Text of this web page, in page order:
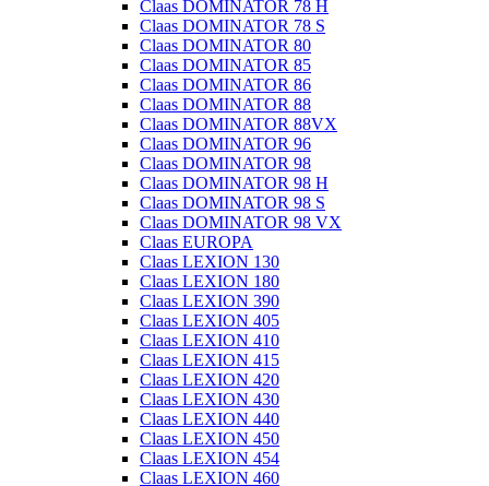
Claas DOMINATOR 78 H
Claas DOMINATOR 78 S
Claas DOMINATOR 80
Claas DOMINATOR 85
Claas DOMINATOR 86
Claas DOMINATOR 88
Claas DOMINATOR 88VX
Claas DOMINATOR 96
Claas DOMINATOR 98
Claas DOMINATOR 98 H
Claas DOMINATOR 98 S
Claas DOMINATOR 98 VX
Claas EUROPA
Claas LEXION 130
Claas LEXION 180
Claas LEXION 390
Claas LEXION 405
Claas LEXION 410
Claas LEXION 415
Claas LEXION 420
Claas LEXION 430
Claas LEXION 440
Claas LEXION 450
Claas LEXION 454
Claas LEXION 460